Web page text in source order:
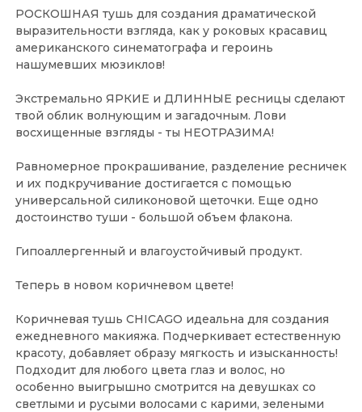
РОСКОШНАЯ тушь для создания драматической
выразительности взгляда, как у роковых красавиц
американского синематографа и героинь
нашумевших мюзиклов!
Экстремально ЯРКИЕ и ДЛИННЫЕ ресницы сделают
твой облик волнующим и загадочным. Лови
восхищенные взгляды - ты НЕОТРАЗИМА!
Равномерное прокрашивание, разделение ресничек
и их подкручивание достигается с помощью
универсальной силиконовой щеточки. Еще одно
достоинство туши - большой объем флакона.
Гипоаллергенный и влагоустойчивый продукт.
Теперь в новом коричневом цвете!
Коричневая тушь CHICAGO идеальна для создания
ежедневного макияжа. Подчеркивает естественную
красоту, добавляет образу мягкость и изысканность!
Подходит для любого цвета глаз и волос, но
особенно выигрышно смотрится на девушках со
светлыми и русыми волосами с карими, зелеными